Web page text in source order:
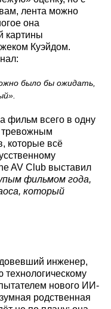
лента можно
она
картины
Куэйдом.
было бы ожидать,
фильм всего в одну
тревожным
которые всё
AV Club выставил
фильмом года,
который
инженер,
нового ИИ-
родственная